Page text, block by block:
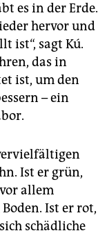
es in der Erde.
hervor und
ist“, sagt Kú.
das in
ist, um den
– ein
Ist er grün,
allem
Ist er rot,
schädliche